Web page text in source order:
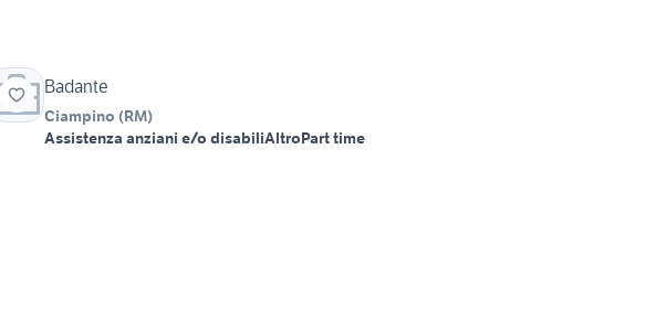
Badante
Ciampino (RM)
Assistenza anziani e/o disabiliAltroPart time